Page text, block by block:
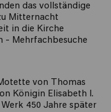
das vollständige
Mitternacht
in die Kirche
- Mehrfachbesuche
von Thomas
Königin Elisabeth I.
450 Jahre später